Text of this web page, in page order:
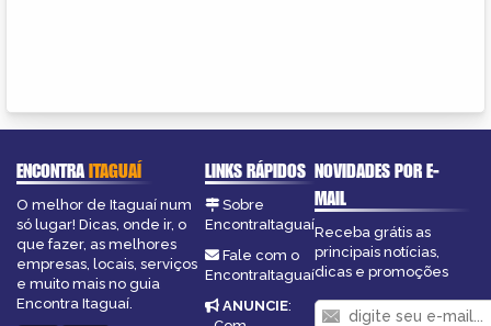
ENCONTRAITAGUAÍ
O melhor de Itaguaí num
só lugar! Dicas, onde ir, o
que fazer, as melhores
empresas, locais, serviços
e muito mais no guia
Encontra Itaguaí.
LINKS RÁPIDOS
Sobre
EncontraItaguaí
Fale com o
EncontraItaguaí
ANUNCIE:
NOVIDADES POR E-
MAIL
Receba grátis as
principais notícias,
dicas e promoções